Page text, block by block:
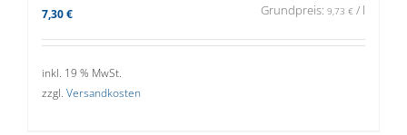
7,30 € Grundpreis: 9,73 € / l
inkl. 19 % MwSt.
zzgl. Versandkosten